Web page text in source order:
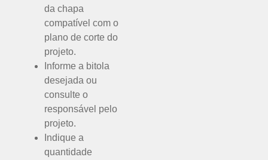
da chapa
compatível com o
plano de corte do
projeto.
Informe a bitola
desejada ou
consulte o
responsável pelo
projeto.
Indique a
quantidade